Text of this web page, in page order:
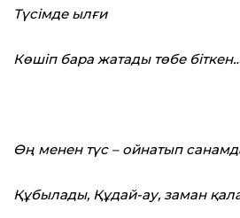
Түсімде ылғи
Көшіп бара жатады төбе
Өң менен түс – ойнатып
Құбылады, Құдай-ау, заман